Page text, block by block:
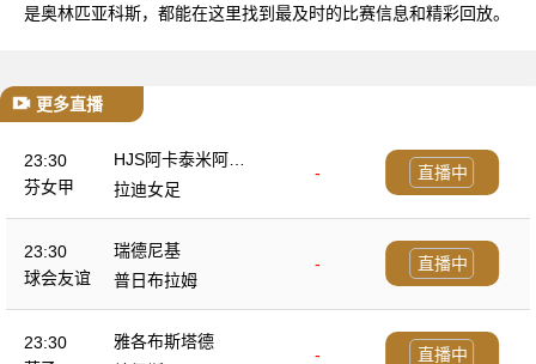
是奥林匹亚科斯，都能在这里找到最及时的比赛信息和精彩回放。
更多直播
23:30
芬女甲
HJS阿卡泰米阿女
足
-
拉迪女足
直播中
23:30
球会友谊
瑞德尼基
-
普日布拉姆
直播中
23:30
雅各布斯塔德
-
直播中